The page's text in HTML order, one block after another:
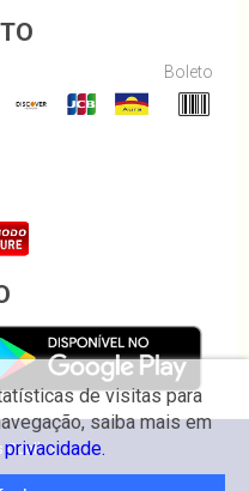
Boleto
de visitas para
saiba mais em
Coelho.